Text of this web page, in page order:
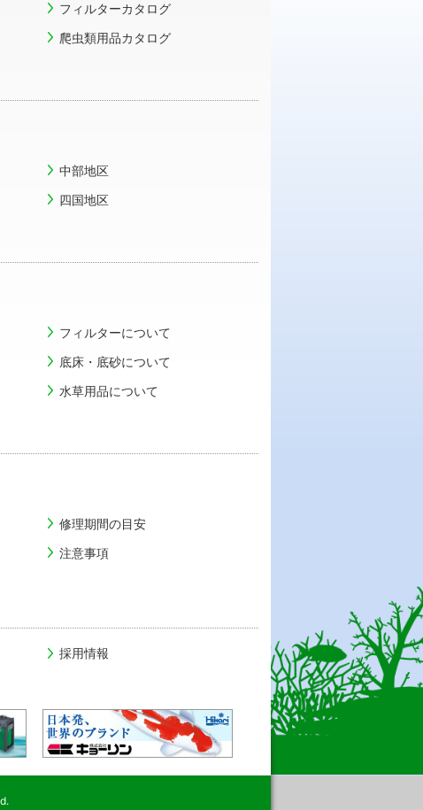
FacebookYouTube
フィルターカタログ
爬虫類用品カタログ
中部地区
四国地区
フィルターについて
底床・底砂について
水草用品について
修理期間の目安
注意事項
採用情報